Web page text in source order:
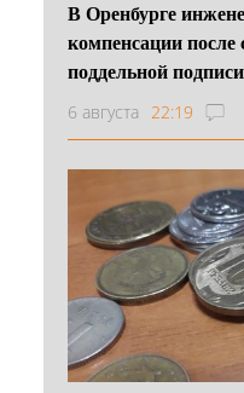
В Оренбурге
компенсации после
поддельной подписи
6 августа 22:19